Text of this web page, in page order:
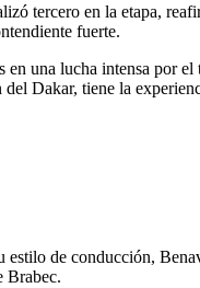
tercero en la etapa,
fuerte.
una lucha intensa por
Dakar, tiene la
de conducción,
Brabec.